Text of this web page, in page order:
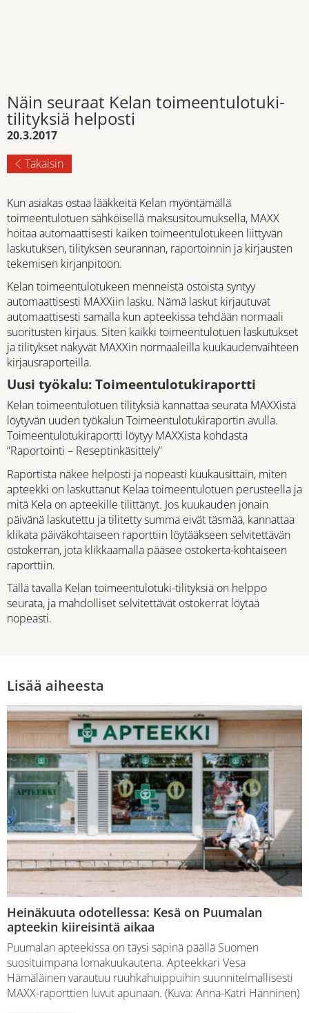
Näin seuraat Kelan toimeentulotuki-
tilityksiä helposti
20.3.2017
Takaisin
Kun asiakas ostaa lääkkeitä Kelan myöntämällä
toimeentulotuen sähköisellä maksusitoumuksella, MAXX
hoitaa automaattisesti kaiken toimeentulotukeen liittyvän
laskutuksen, tilityksen seurannan, raportoinnin ja kirjausten
tekemisen kirjanpitoon.
Kelan toimeentulotukeen menneistä ostoista syntyy
automaattisesti MAXXiin lasku. Nämä laskut kirjautuvat
automaattisesti samalla kun apteekissa tehdään normaali
suoritusten kirjaus. Siten kaikki toimeentulotuen laskutukset
ja tilitykset näkyvät MAXXin normaaleilla kuukaudenvaihteen
kirjausraporteilla.
Uusi työkalu: Toimeentulotukiraportti
Kelan toimeentulotuen tilityksiä kannattaa seurata MAXXistä
löytyvän uuden työkalun Toimeentulotukiraportin avulla.
Toimeentulotukiraportti löytyy MAXXista kohdasta
”Raportointi – Reseptinkäsittely”
Raportista näkee helposti ja nopeasti kuukausittain, miten
apteekki on laskuttanut Kelaa toimeentulotuen perusteella ja
mitä Kela on apteekille tilittänyt. Jos kuukauden jonain
päivänä laskutettu ja tilitetty summa eivät täsmää, kannattaa
klikata päiväkohtaiseen raporttiin löytääkseen selvitettävän
ostokerran, jota klikkaamalla pääsee ostokerta-kohtaiseen
raporttiin.
Tällä tavalla Kelan toimeentulotuki-tilityksiä on helppo
seurata, ja mahdolliset selvitettävät ostokerrat löytää
nopeasti.
Lisää aiheesta
Heinäkuuta odotellessa: Kesä on Puumalan
apteekin kiireisintä aikaa
Puumalan apteekissa on täysi säpinä päällä Suomen
suosituimpana lomakuukautena. Apteekkari Vesa
Hämäläinen varautuu ruuhkahuippuihin suunnitelmallisesti
MAXX-raporttien luvut apunaan. (Kuva: Anna-Katri Hänninen)